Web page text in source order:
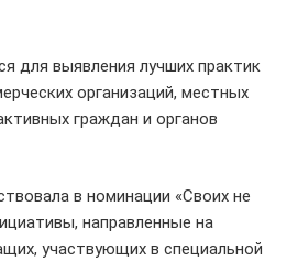
выявления лучших практик
организаций, местных
граждан и органов
в номинации «Своих не
направленные на
участвующих в специальной